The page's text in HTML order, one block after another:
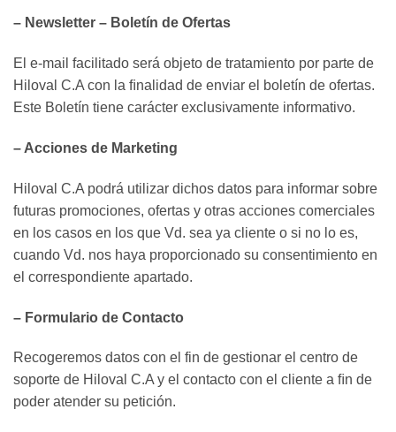
– Newsletter – Boletín de Ofertas
El e-mail facilitado será objeto de tratamiento por parte de
Hiloval C.A con la ﬁnalidad de enviar el boletín de ofertas.
Este Boletín tiene carácter exclusivamente informativo.
– Acciones de Marketing
Hiloval C.A podrá utilizar dichos datos para informar sobre
futuras promociones, ofertas y otras acciones comerciales
en los casos en los que Vd. sea ya cliente o si no lo es,
cuando Vd. nos haya proporcionado su consentimiento en
el correspondiente apartado.
– Formulario de Contacto
Recogeremos datos con el fin de gestionar el centro de
soporte de Hiloval C.A y el contacto con el cliente a ﬁn de
poder atender su petición.